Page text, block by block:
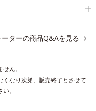
のようななめらかさと指
ーターの商品Q&Aを見る
ん。
なり次第、販売終了とさせて
。